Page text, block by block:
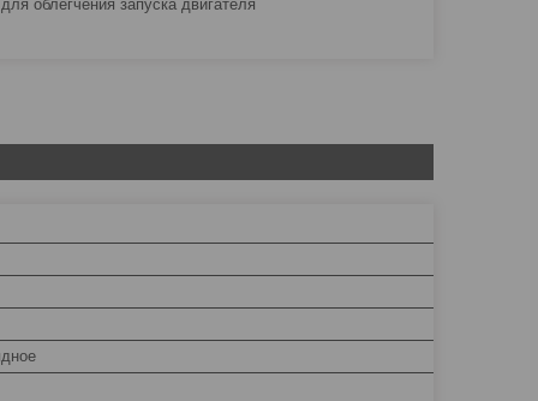
облегчения запуска двигателя